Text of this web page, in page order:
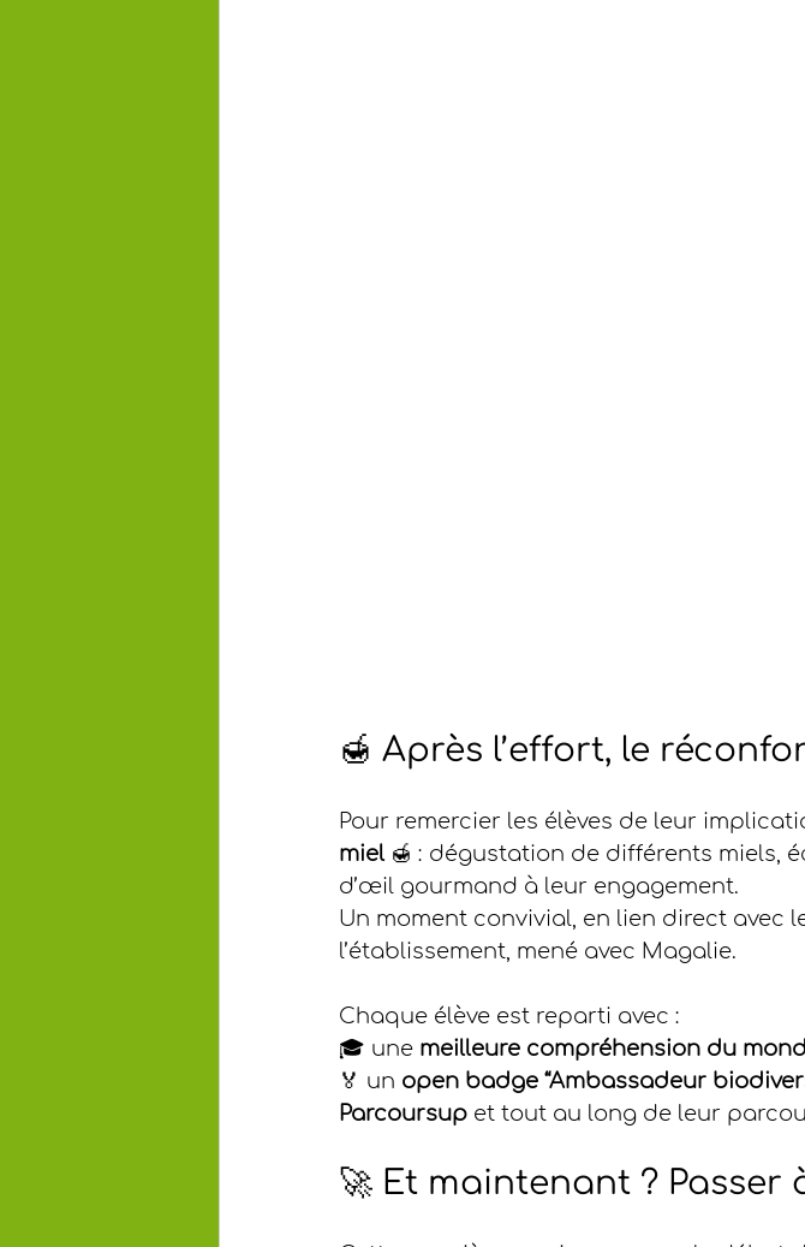
🍯 Après l’effort, le
Pour remercier les élèves de leur
miel 🍯 : dégustation de différents miels,
d’œil gourmand à leur engagement.
Un moment convivial, en lien direct avec
l’établissement, mené avec Magalie.
Chaque élève est reparti avec :
🎓 une meilleure compréhension du
🏅 un open badge “Ambassadeur
Parcoursup et tout au long de leur
🚀 Et maintenant ? Passer